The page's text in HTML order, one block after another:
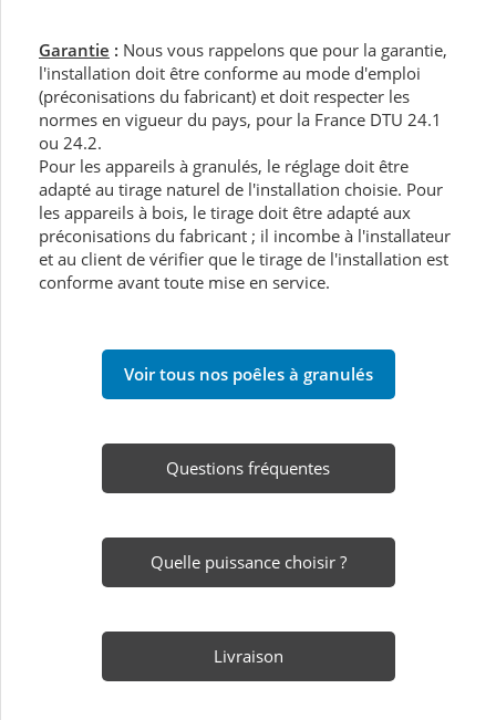
Garantie : Nous vous rappelons que pour la garantie,
l'installation doit être conforme au mode d'emploi
(préconisations du fabricant) et doit respecter les
normes en vigueur du pays, pour la France DTU 24.1
ou 24.2.
Pour les appareils à granulés, le réglage doit être
adapté au tirage naturel de l'installation choisie. Pour
les appareils à bois, le tirage doit être adapté aux
préconisations du fabricant ; il incombe à l'installateur
et au client de vérifier que le tirage de l'installation est
conforme avant toute mise en service.
Voir tous nos poêles à granulés
Questions fréquentes
Quelle puissance choisir ?
Livraison